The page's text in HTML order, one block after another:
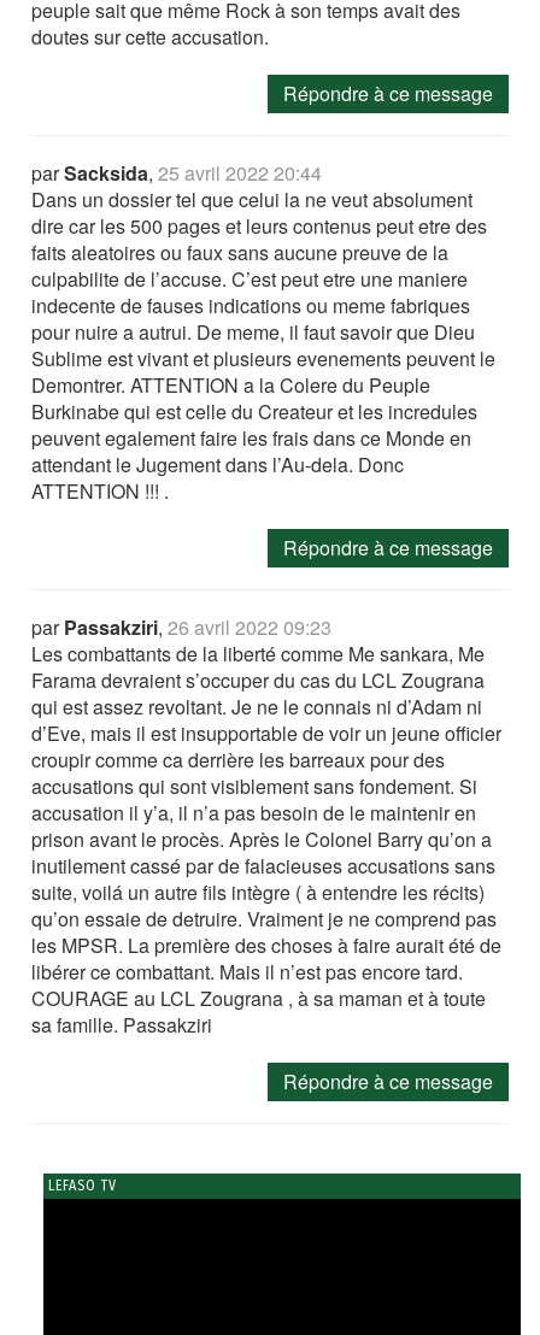
peuple sait que même Rock à son temps avait des
doutes sur cette accusation.
Répondre à ce message
parSacksida,25 avril 2022 20:44
Dans un dossier tel que celui la ne veut absolument
dire car les 500 pages et leurs contenus peut etre des
faits aleatoires ou faux sans aucune preuve de la
culpabilite de l’accuse. C’est peut etre une maniere
indecente de fauses indications ou meme fabriques
pour nuire a autrui. De meme, il faut savoir que Dieu
Sublime est vivant et plusieurs evenements peuvent le
Demontrer. ATTENTION a la Colere du Peuple
Burkinabe qui est celle du Createur et les incredules
peuvent egalement faire les frais dans ce Monde en
attendant le Jugement dans l’Au-dela. Donc
ATTENTION !!! .
Répondre à ce message
parPassakziri,26 avril 2022 09:23
Les combattants de la liberté comme Me sankara, Me
Farama devraient s’occuper du cas du LCL Zougrana
qui est assez revoltant. Je ne le connais ni d’Adam ni
d’Eve, mais il est insupportable de voir un jeune officier
croupir comme ca derrière les barreaux pour des
accusations qui sont visiblement sans fondement. Si
accusation il y’a, il n’a pas besoin de le maintenir en
prison avant le procès. Après le Colonel Barry qu’on a
inutilement cassé par de falacieuses accusations sans
suite, voilá un autre fils intègre ( à entendre les récits)
qu’on essaie de detruire. Vraiment je ne comprend pas
les MPSR. La première des choses à faire aurait été de
libérer ce combattant. Mais il n’est pas encore tard.
COURAGE au LCL Zougrana , à sa maman et à toute
sa famille. Passakziri
Répondre à ce message
LEFASO TV